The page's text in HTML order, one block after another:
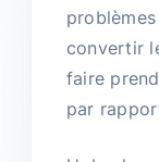
convertir
faire
par